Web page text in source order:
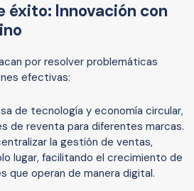
éxito: Innovación con
por resolver problemáticas
efectivas:
de tecnología y economía circular,
de reventa para diferentes marcas.
la gestión de ventas,
lugar, facilitando el crecimiento de
que operan de manera digital.